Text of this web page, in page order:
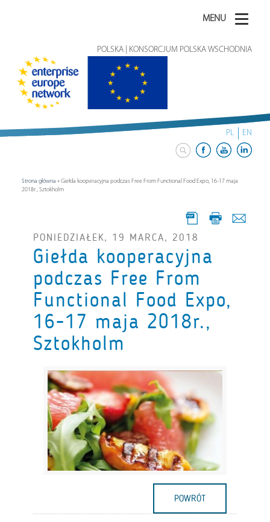
MENU
POLSKA | KONSORCJUM POLSKA WSCHODNIA
PL EN
Strona główna »Giełda kooperacyjna podczas Free From Functional Food Expo, 16-17 maja
2018r., Sztokholm
PONIEDZIAŁEK, 19 MARCA, 2018
Giełda kooperacyjna
podczas Free From
Functional Food Expo,
16-17 maja 2018r.,
Sztokholm
POWRÓT